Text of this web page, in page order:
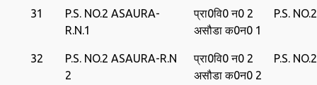
31
P.S. NO.2 ASAURA-
R.N.1
प्रा0वि0 न0 2
असौडा क0न0 1
P.S.
32
P.S. NO.2 ASAURA-R.N
2
प्रा0वि0 न0 2
असौडा क0न0 2
P.S.